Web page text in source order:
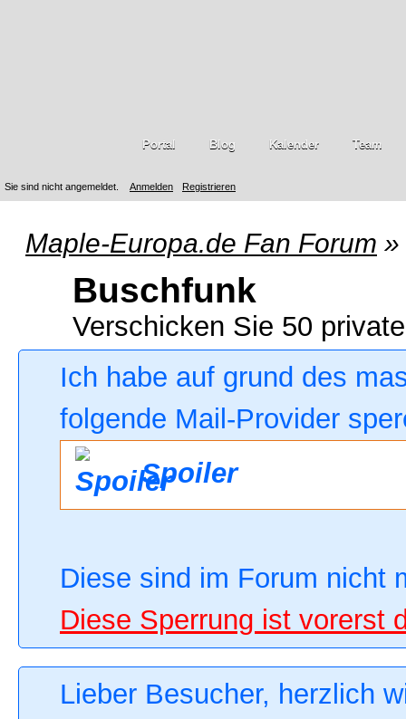
Sie sind nicht angemeldet. Anmelden Registrieren
Portal Blog Kalender Team
Maple-Europa.de Fan Forum »
Buschfunk
Verschicken Sie 50
Ich habe auf grund des
folgende Mail-Provider
Spoiler
Diese sind im Forum nicht
Diese Sperrung ist vorerst
Lieber Besucher, herzlich